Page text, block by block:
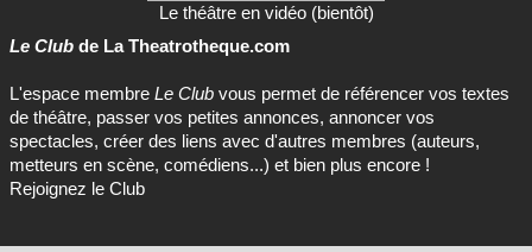
Le théâtre en vidéo (bientôt)
Le Club de La Theatrotheque.com
L'espace membre Le Club vous permet de référencer vos textes
de théâtre, passer vos petites annonces, annoncer vos
spectacles, créer des liens avec d'autres membres (auteurs,
metteurs en scène, comédiens...) et bien plus encore !
Rejoignez le Club